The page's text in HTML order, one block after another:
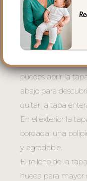
para sujetar la
abajo.
La tapa del saco
mediante
puedes abrir la
abajo para
quitar la tapa
En el exterior la
bordada; una
y agradable.
El relleno de la
hueca para mayor